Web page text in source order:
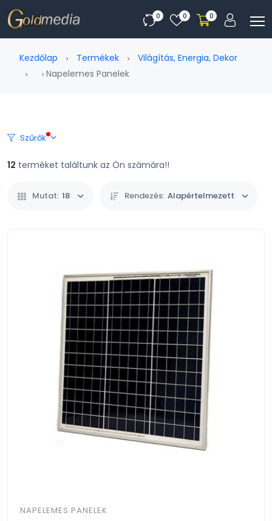
0 0 0
Kezdőlap Termékek
Világítás, Energia, Dekor
Napelemes Panelek
Szűrők
12 terméket találtunk az Ön számára!!
Mutat: 18 Rendezés: Alapértelmezett
NAPELEMES PANELEK